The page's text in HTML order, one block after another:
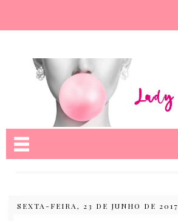
SEXTA-FEIRA, 23 DE JUNHO DE 2017